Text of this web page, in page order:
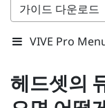
가이드 다운로드
VIVE Pro
헤드셋의